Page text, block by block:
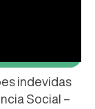
indevidas
Social –